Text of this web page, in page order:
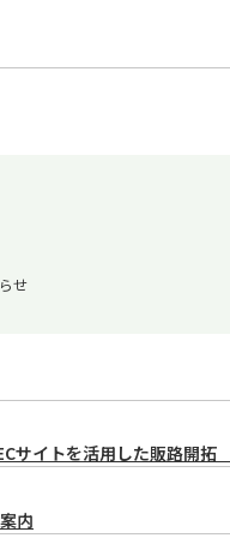
せ
サイトを活用した販路開
内